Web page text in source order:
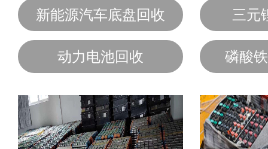
新能源汽车底盘回收 三元
动力电池回收 磷酸